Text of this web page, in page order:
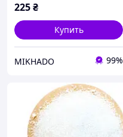
225₴
Купить
MIKHADO 99%